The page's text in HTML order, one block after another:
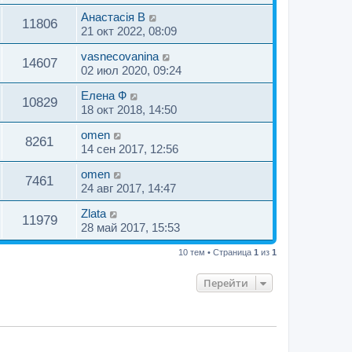
ю
щ
е
н
и
ю
11806
Анастасiя B
21 окт 2022, 08:09
14607
vasnecovanina
02 июл 2020, 09:24
10829
Елена Ф
18 окт 2018, 14:50
8261
omen
14 сен 2017, 12:56
7461
omen
24 авг 2017, 14:47
11979
Zlata
28 май 2017, 15:53
10 тем • Страница 1 из 1
Перейти